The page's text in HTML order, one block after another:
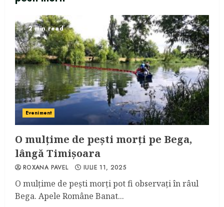
2 min read
Eveniment
O mulțime de pești morți pe Bega,
lângă Timișoara
ROXANA PAVEL IULIE 11, 2025
O mulțime de pești morți pot fi observați în râul
Bega. Apele Române Banat...